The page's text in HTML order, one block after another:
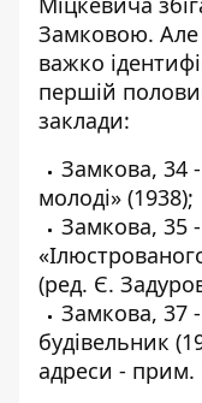
Замковою. Але
важко
першій
заклади:
Замкова, 34
молоді» (1938);
Замкова, 35
(ред. Є.
Замкова, 37
будівельник
адреси -